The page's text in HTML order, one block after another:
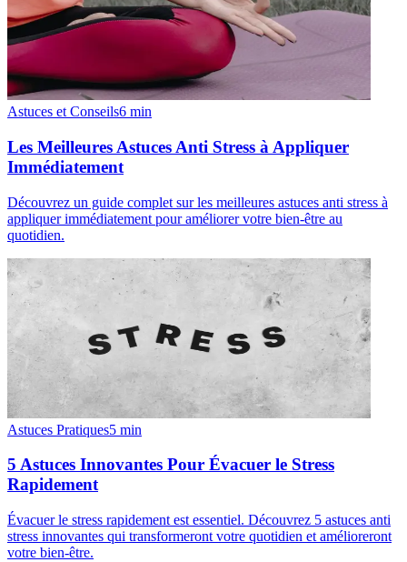
Astuces et Conseils6 min
Les Meilleures Astuces Anti Stress à Appliquer
Immédiatement
Découvrez un guide complet sur les meilleures astuces anti stress à
appliquer immédiatement pour améliorer votre bien-être au
quotidien.
Astuces Pratiques5 min
5 Astuces Innovantes Pour Évacuer le Stress
Rapidement
Évacuer le stress rapidement est essentiel. Découvrez 5 astuces anti
stress innovantes qui transformeront votre quotidien et amélioreront
votre bien-être.